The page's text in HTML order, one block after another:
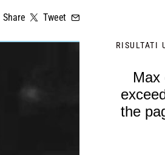
Share Tweet
RISULTATI